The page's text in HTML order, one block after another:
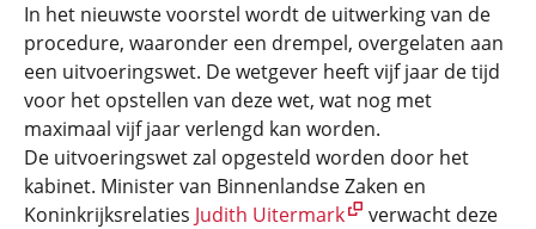
In het nieuwste voorstel wordt de uitwerking van de
procedure, waaronder een drempel, overgelaten aan
een uitvoeringswet. De wetgever heeft vijf jaar de tijd
voor het opstellen van deze wet, wat nog met
maximaal vijf jaar verlengd kan worden.
De uitvoeringswet zal opgesteld worden door het
kabinet. Minister van Binnenlandse Zaken en
Koninkrijksrelaties Judith Uitermark
verwacht deze